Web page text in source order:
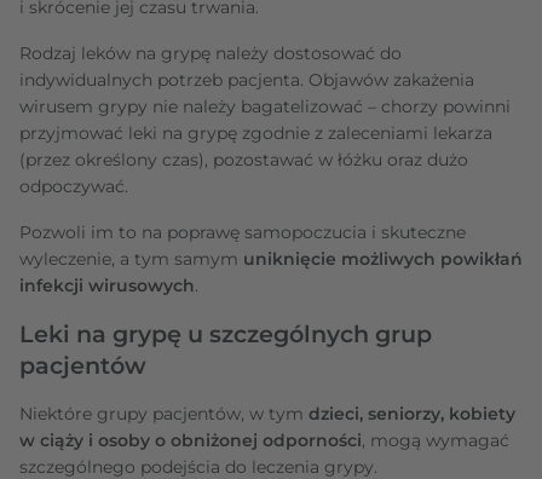
i skrócenie jej czasu trwania.
Rodzaj leków na grypę należy dostosować do
indywidualnych potrzeb pacjenta. Objawów zakażenia
wirusem grypy nie należy bagatelizować – chorzy powinni
przyjmować leki na grypę zgodnie z zaleceniami lekarza
(przez określony czas), pozostawać w łóżku oraz dużo
odpoczywać.
Pozwoli im to na poprawę samopoczucia i skuteczne
wyleczenie, a tym samym uniknięcie możliwych powikłań
infekcji wirusowych.
Leki na grypę u szczególnych grup
pacjentów
Niektóre grupy pacjentów, w tym dzieci, seniorzy, kobiety
w ciąży i osoby o obniżonej odporności, mogą wymagać
szczególnego podejścia do leczenia grypy.